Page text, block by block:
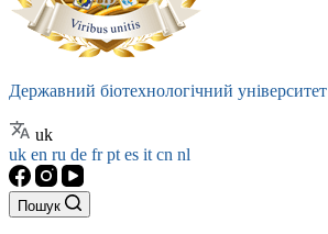
Державний біотехнологічний університет
uk
uk en ru de frpt es it cn nl
Пошук